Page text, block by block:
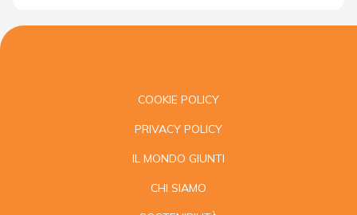
COOKIE POLICY
PRIVACY POLICY
IL MONDO GIUNTI
CHI SIAMO